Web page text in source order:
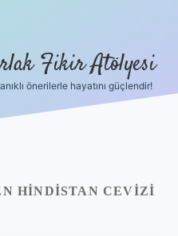
Fikir Atölyesi
önerilerle hayatını güçlendir!
HINDISTAN CEVIZI